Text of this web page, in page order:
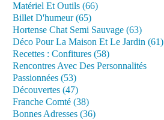
Matériel Et Outils (66)
Billet D'humeur (65)
Hortense Chat Semi Sauvage (63)
Déco Pour La Maison Et Le Jardin (61)
Recettes : Confitures (58)
Rencontres Avec Des Personnalités
Passionnées (53)
Découvertes (47)
Franche Comté (38)
Bonnes Adresses (36)